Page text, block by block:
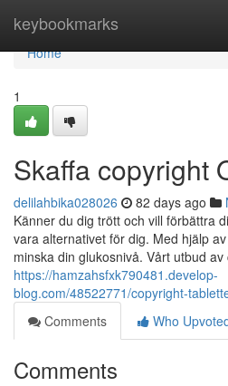
keybookmarks
Home
Home
1
Skaffa copyright
delilahbika028026 82 days ago
Känner du dig trött och vill förbättra
vara alternativet för dig. Med hjälp
minska din glukosnivå. Vårt utbud
https://hamzahsfxk790481.develop-
blog.com/48522771/copyright-
Comments
Who
Comments